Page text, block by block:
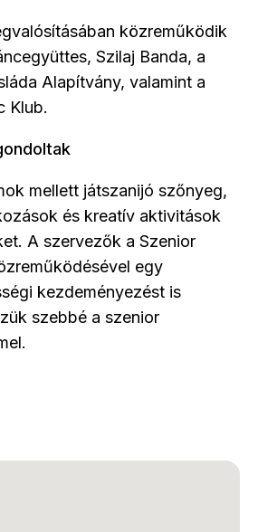
közreműködik
Szilaj Banda, a
Alapítvány, valamint a
Klub.
mellett játszanijó szőnyeg,
és kreatív aktivitások
A szervezők a Szenior
egy
kezdeményezést is
szebbé a szenior